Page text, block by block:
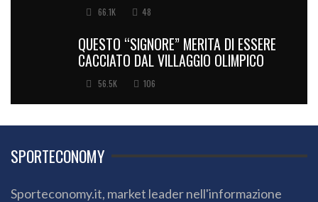
66.1K 48
QUESTO “SIGNORE” MERITA DI ESSERE
CACCIATO DAL VILLAGGIO OLIMPICO
56.5K 106
SPORTECONOMY
Sporteconomy.it, market leader nell'informazione